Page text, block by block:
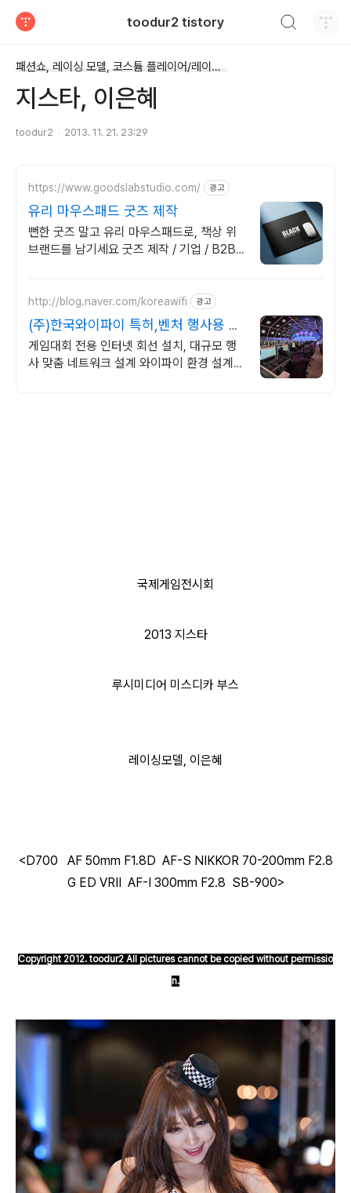
toodur2 tistory
패션쇼, 레이싱 모델, 코스튬 플레이어/레이싱모델(코스튬 플레이어 등..)
지스타, 이은혜
toodur2 2013. 11. 21. 23:29
https://www.goodslabstudio.com/ 광고
유리 마우스패드 굿즈 제작
뻔한 굿즈 말고 유리 마우스패드로, 책상 위
브랜드를 남기세요 굿즈 제작 / 기업 / B2B /
http://blog.naver.com/koreawifi 광고
(주)한국와이파이 특허,벤처 행사용 대
용량 인터넷 구축
게임대회 전용 인터넷 회선 설치, 대규모 행
사 맞춤 네트워크 설계 와이파이 환경 설계
국제게임전시회
2013 지스타
루시미디어 미스디카 부스
레이싱모델, 이은혜
<D700 AF 50mm F1.8D AF-S NIKKOR 70-200mm F2.8
G ED VRⅡ AF-I 300mm F2.8 SB-900>
Copyright 2012. toodur2 All pictures cannot be copied without permissio
n.